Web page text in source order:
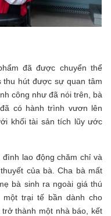
đã được chuyển thể
thu hút được sự quan tâm
công như đã nói trên, bà
có hành trình vươn lên
khối tài sản tích lũy ước
lao động chăm chỉ và
của bà. Cha bà mất
bà sinh ra ngoài giá thú
trại tế bần dành cho
thành một nhà báo, kết